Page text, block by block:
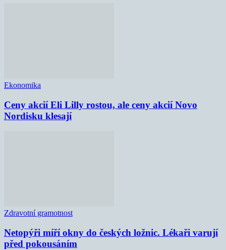
Ekonomika
Ceny akcií Eli Lilly rostou, ale ceny akcií Novo
Nordisku klesají
Zdravotní gramotnost
Netopýři míří okny do českých ložnic. Lékaři varují
před pokousáním